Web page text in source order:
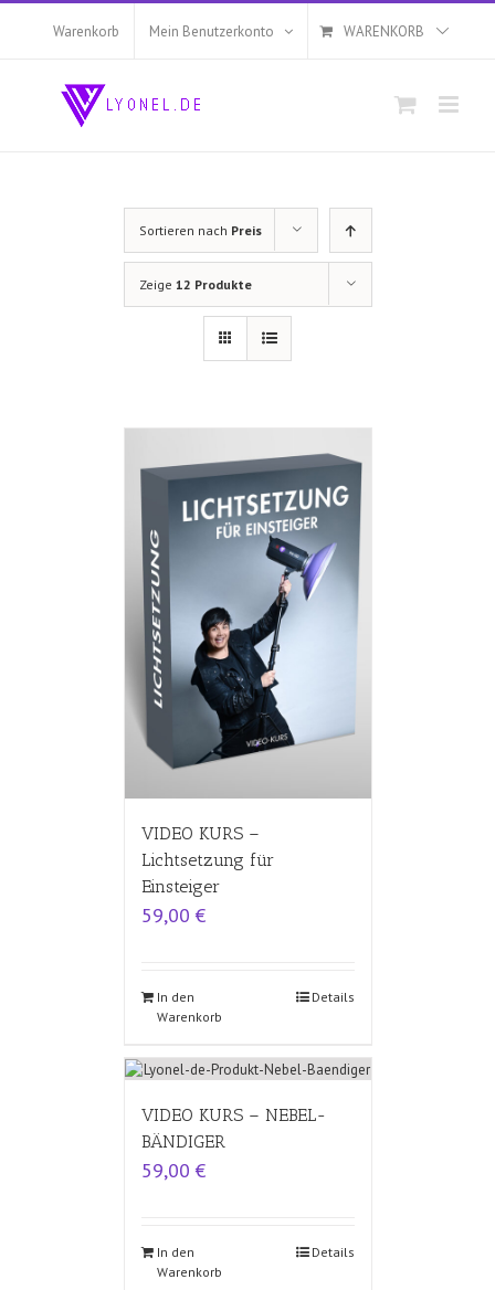
Zum
Warenkorb Mein Benutzerkonto WARENKORB
Sortieren nach Preis
Zeige 12 Produkte
VIDEO KURS –
Lichtsetzung für
Einsteiger
59,00 €
In den
Warenkorb
Details
VIDEO KURS – NEBEL-
BÄNDIGER
59,00 €
In den
Warenkorb
Details